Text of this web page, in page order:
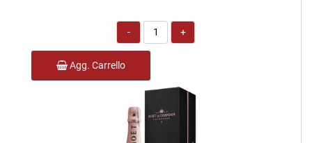
Quantità
Agg. Carrello